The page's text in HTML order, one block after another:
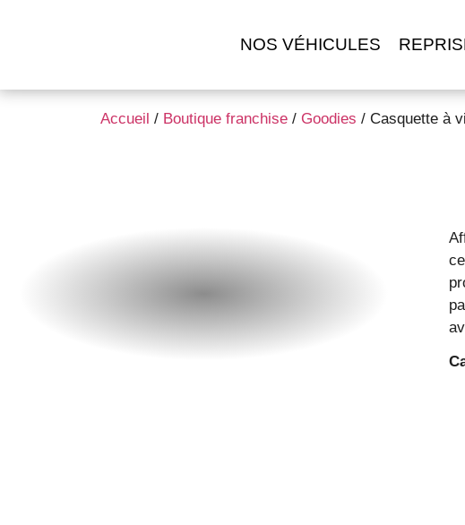
NOS VÉHICULES
Accueil / Boutique franchise / Goodies / Casquette à